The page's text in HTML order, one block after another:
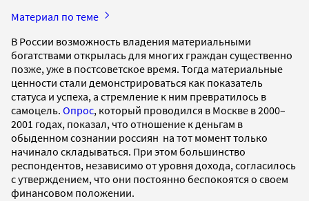
Материал по теме
В России возможность владения материальными
богатствами открылась для многих граждан существенно
позже, уже в постсоветское время. Тогда материальные
ценности стали демонстрироваться как показатель
статуса и успеха, а стремление к ним превратилось в
самоцель. Опрос, который проводился в Москве в 2000–
2001 годах, показал, что отношение к деньгам в
обыденном сознании россиян на тот момент только
начинало складываться. При этом большинство
респондентов, независимо от уровня дохода, согласилось
с утверждением, что они постоянно беспокоятся о своем
финансовом положении.